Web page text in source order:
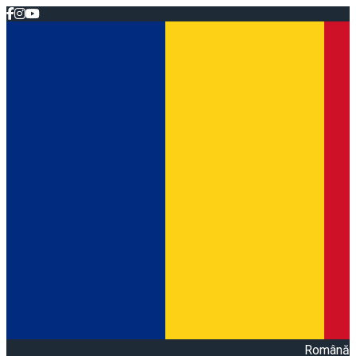
Română